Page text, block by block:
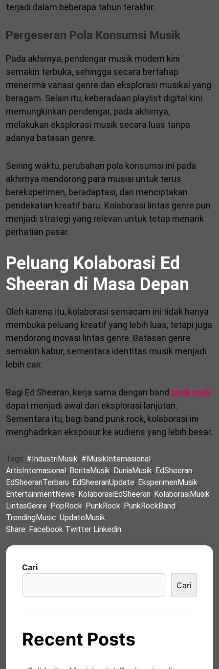
terjadi dalam beberapa tahun terakhir.
Pergeseran Pola Konsumsi Musik
Pada akhirnya, pendengar musik modern kini
semakin terbuka, sehingga secara bertahap
menerima variasi genre dan eksplorasi musikal yang
beragam. Selain itu, keberadaan playlist digital kini
memungkinkan pendengar, pada akhirnya,
melakukan eksplorasi musik secara luas tanpa
adanya batasan genre.
Seiring waktu, perubahan pola konsumsi ini pada
akhirnya mendorong para musisi untuk terus
bereksperimen, beradaptasi, dan menciptakan
pendekatan kreatif baru. Kolaborasi lintas genre pun
menjadi strategi yang relevan untuk tetap menarik
perhatian pasar.
Peluang Kolaborasi Ed
Sheeran di Masa Depan
Oleh karena itu, kolaborasi semacam ini tidak hanya
membuka peluang kreatif yang lebih luas, tetapi juga
mendorong inovasi lintas genre. Batasan genre
semakin kabur, sementara identitas musik menjadi
lebih cair.
Bagi Ed Sheeran, kerja sama dengan band punk rock
dapat menjadi awal dari eksplorasi lanjutan.
Sementara itu, bagi band punk rock, kolaborasi ini
menghadirkan eksposur ke audiens yang lebih besar.
Tags: #IndustriMusik, #MusikInternasional ,
ArtisInternasional , BeritaMusik, DuniaMusik, EdSheeran,
EdSheeranTerbaru, EdSheeranUpdate, EksperimenMusik,
EntertainmentNews, KolaborasiEdSheeran, KolaborasiMusik,
LintasGenre, PopRock, PunkRock, PunkRockBand,
TrendingMusic, UpdateMusik
Share: Facebook Twitter Linkedin
Cari
Cari
Recent Posts